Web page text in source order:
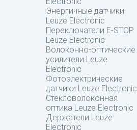
Энергичные датчики
Leuze Electronic
Переключатели E-STOP
Leuze Electronic
Волоконно-оптические
усилители Leuze
Electronic
Фотоэлектрические
датчики Leuze Electronic
Стекловолоконная
оптика Leuze Electronic
Держатели Leuze
Electronic